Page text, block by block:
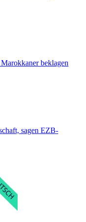
beklagen
sagen EZB-